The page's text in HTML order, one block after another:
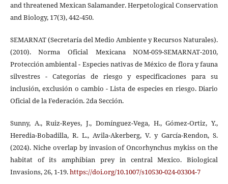
and threatened Mexican Salamander. Herpetological Conservation
and Biology, 17(3), 442-450.
SEMARNAT (Secretaría del Medio Ambiente y Recursos Naturales).
(2010). Norma Oficial Mexicana NOM-059-SEMARNAT-2010,
Protección ambiental - Especies nativas de México de flora y fauna
silvestres - Categorías de riesgo y especificaciones para su
inclusión, exclusión o cambio - Lista de especies en riesgo. Diario
Oficial de la Federación. 2da Sección.
Sunny, A., Ruiz-Reyes, J., Domínguez-Vega, H., Gómez-Ortiz, Y.,
Heredia-Bobadilla, R. L., Avila-Akerberg, V. y García-Rendon, S.
(2024). Niche overlap by invasion of Oncorhynchus mykiss on the
habitat of its amphibian prey in central Mexico. Biological
Invasions, 26, 1-19.https://doi.org/10.1007/s10530-024-03304-7